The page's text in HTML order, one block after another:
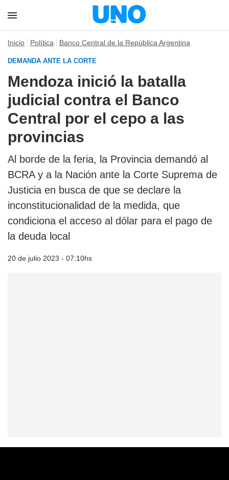
Inicio Política Banco Central de la República Argentina
DEMANDA ANTE LA CORTE
Mendoza inició la batalla
judicial contra el Banco
Central por el cepo a las
provincias
Al borde de la feria, la Provincia demandó al
BCRA y a la Nación ante la Corte Suprema de
Justicia en busca de que se declare la
inconstitucionalidad de la medida, que
condiciona el acceso al dólar para el pago de
la deuda local
20 de julio 2023 - 07:10hs